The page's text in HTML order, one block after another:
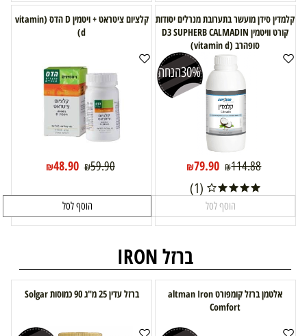
קלמדין סידן מועשר בתערובת מנרלים יסודות
קורט וויטמין D3 SUPHERB CALMADIN
סופהרב (vitamin d)
30%הנחה
₪114.88
₪79.90
(1)
הוסף לסל
קלציום ציטראט + ויטמין D הדס (vitamin
d)
₪59.90
₪48.90
הוסף לסל
ברזל IRON
אלטמן ברזל קומפורט altman Iron
Comfort
ברזל עדין 25 מ"ג 90 כמוסות Solgar